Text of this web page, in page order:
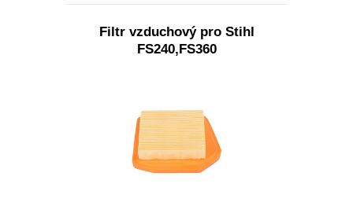
Filtr vzduchový pro Stihl
FS240,FS360